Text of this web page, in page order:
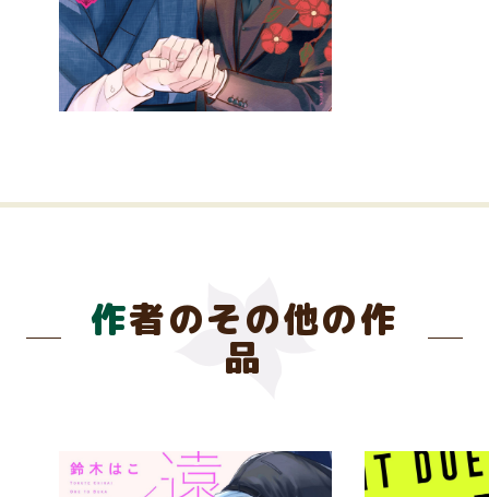
作者のその他の作
品